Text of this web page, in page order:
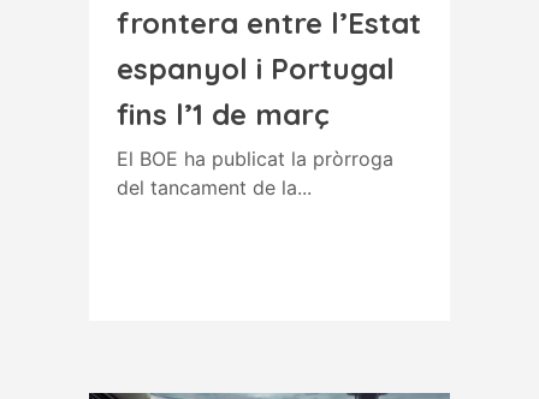
frontera entre l’Estat
espanyol i Portugal
fins l’1 de març
El BOE ha publicat la pròrroga
del tancament de la...